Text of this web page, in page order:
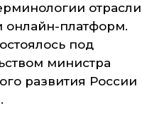
онлайн-платформ.
под
министра
развития